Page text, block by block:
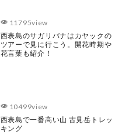
11795view
西表島のサガリバナはカヤックの
ツアーで見に行こう。開花時期や
花言葉も紹介！
10499view
西表島で一番高い山 古見岳トレッ
キング